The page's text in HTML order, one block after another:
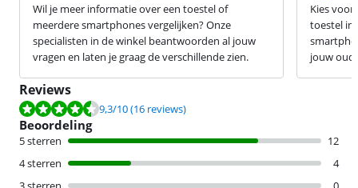
Wil je meer informatie over een toestel of
meerdere smartphones vergelijken? Onze
specialisten in de winkel beantwoorden al jouw
vragen en laten je graag de verschillende zien.
Kies
toestel in
jouw
Reviews
Beoordeling is 9,3 van de 10, gebaseerd op 16 reviews.
9,3/10(16 reviews)
Beoordeling
5 sterren
12
4 sterren
4